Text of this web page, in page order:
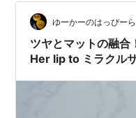
ゆーかーのはっぴー
ツヤとマットの融合
Her lip to ミラクル